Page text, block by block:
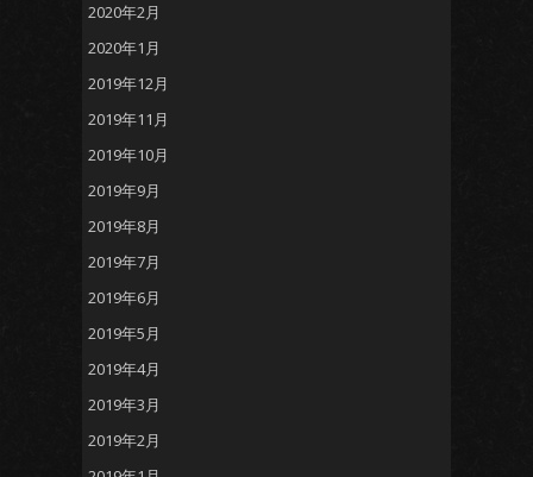
2020年2月
2020年1月
2019年12月
2019年11月
2019年10月
2019年9月
2019年8月
2019年7月
2019年6月
2019年5月
2019年4月
2019年3月
2019年2月